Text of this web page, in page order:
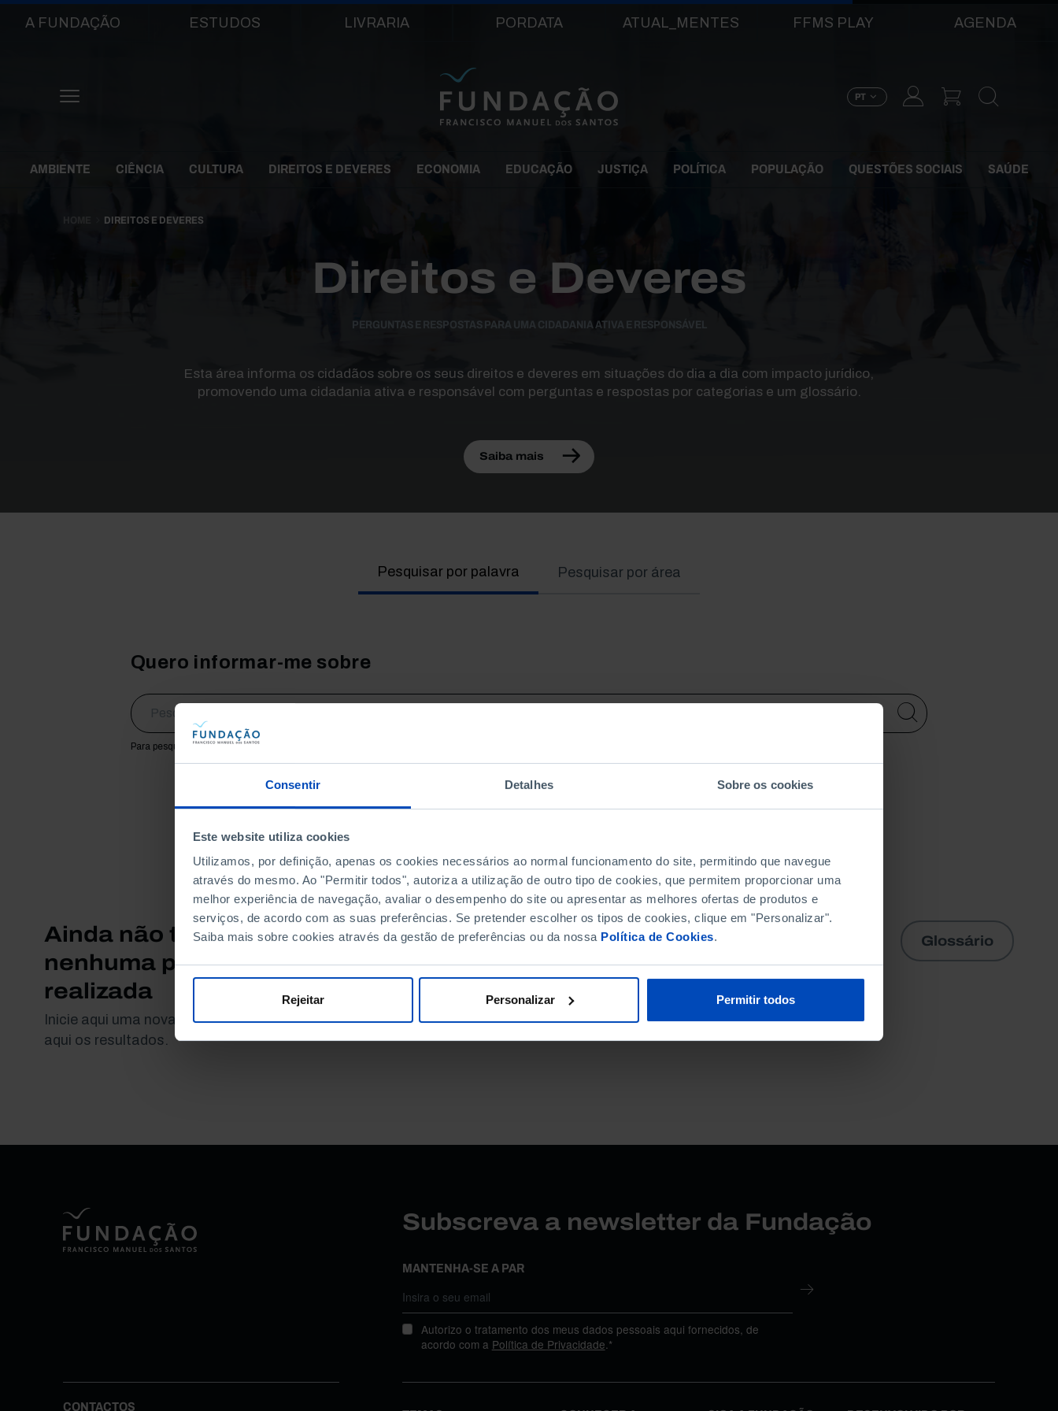
Consentir Detalhes Sobre os cookies
Este website utiliza cookies
Utilizamos, por definição, apenas os cookies necessários ao normal funcionamento do site, permitindo que navegue
através do mesmo. Ao "Permitir todos", autoriza a utilização de outro tipo de cookies, que permitem proporcionar uma
melhor experiência de navegação, avaliar o desempenho do site ou apresentar as melhores ofertas de produtos e
serviços, de acordo com as suas preferências. Se pretender escolher os tipos de cookies, clique em "Personalizar".
Saiba mais sobre cookies através da gestão de preferências ou da nossa Política de Cookies.
Rejeitar Personalizar Permitir todos
navigation
A FUNDAÇÃO ESTUDOS LIVRARIA PORDATA ATUAL_MENTES FFMS PLAY AGENDA
PT
Menu
AMBIENTE CIÊNCIA CULTURA DIREITOS E DEVERES ECONOMIA EDUCAÇÃO JUSTIÇA POLÍTICA POPULAÇÃO QUESTÕES SOCIAIS SAÚDE
DIREITOS E DEVERES
Direitos e Deveres
PERGUNTAS E RESPOSTAS PARA UMA CIDADANIA ATIVA E RESPONSÁVEL
Esta área informa os cidadãos sobre os seus direitos e deveres em situações do dia a dia com impacto jurídico,
promovendo uma cidadania ativa e responsável com perguntas e respostas por categorias e um glossário.
Saiba mais
Pesquisar por palavra Pesquisar por área
Quero informar-me sobre
Para pesquisar uma expressão coloque-a entre aspas
Ainda não tem
nenhuma pesquisa
realizada
Inicie aqui uma nova pesquisa para ver
aqui os resultados.
Glossário
Subscreva a newsletter da Fundação
MANTENHA-SE A PAR
Autorizo o tratamento dos meus dados pessoais aqui fornecidos, de
acordo com a Política de Privacidade.*
CONTACTOS